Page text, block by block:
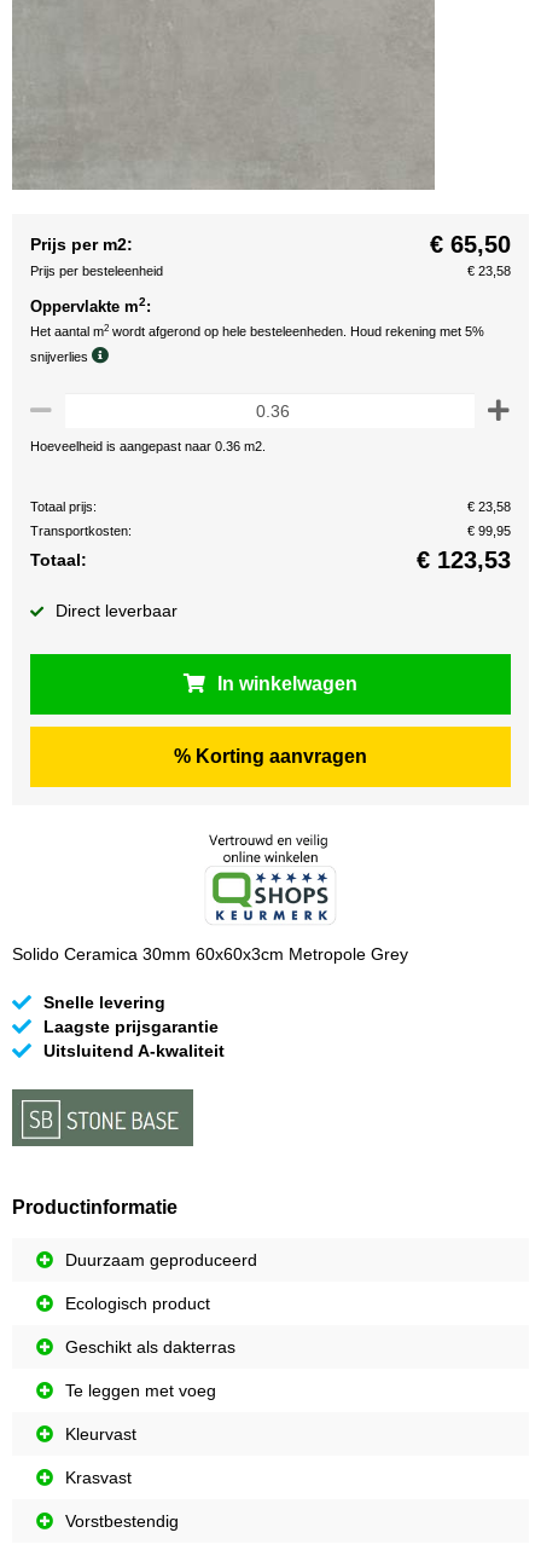
Prijs per m2: € 65,50
Prijs per besteleenheid € 23,58
Oppervlakte m2:
Het aantal m2 wordt afgerond op hele besteleenheden. Houd rekening met 5%
snijverlies
Hoeveelheid is aangepast naar 0.36 m2.
Totaal prijs:
€ 23,58
Transportkosten:
€ 99,95
Totaal: € 123,53
Direct leverbaar
In winkelwagen
% Korting aanvragen
Solido Ceramica 30mm 60x60x3cm Metropole Grey
Snelle levering
Laagste prijsgarantie
Uitsluitend A-kwaliteit
Productinformatie
Duurzaam geproduceerd
Ecologisch product
Geschikt als dakterras
Te leggen met voeg
Kleurvast
Krasvast
Vorstbestendig